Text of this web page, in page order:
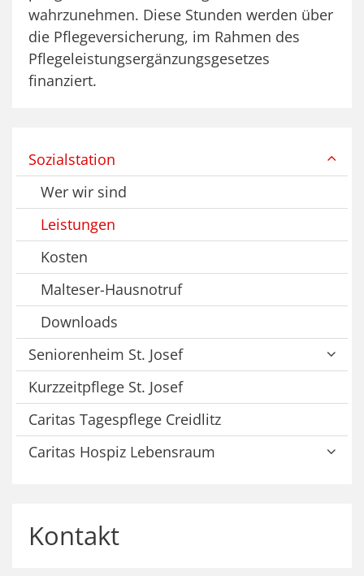
wahrzunehmen. Diese Stunden werden über
die Pflegeversicherung, im Rahmen des
Pflegeleistungsergänzungsgesetzes
finanziert.
Sozialstation
Wer wir sind
Leistungen
Kosten
Malteser-Hausnotruf
Downloads
Seniorenheim St. Josef
Kurzzeitpflege St. Josef
Caritas Tagespflege Creidlitz
Caritas Hospiz Lebensraum
Kontakt